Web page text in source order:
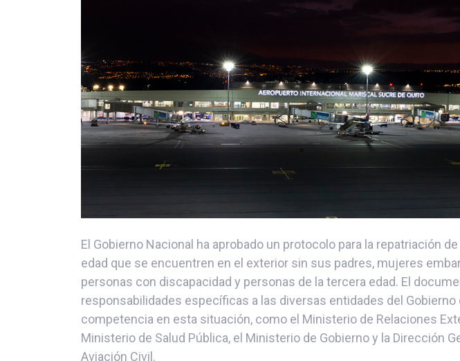
El Gobierno Nacional ha aprobado un protocolo para la repatriación
edad que se encuentren en el exterior sin sus padres, mujeres
personas con discapacidad y personas de la tercera edad. El
responsabilidades específicas a las diversas entidades del Gobierno
competencia en esta situación, como el Ministerio de Relaciones
Ministerio de Salud Pública, el Ministerio de Gobierno y la Dirección
Aviación Civil.